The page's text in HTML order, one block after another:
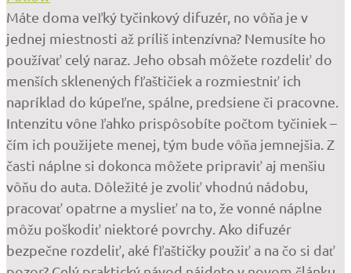
Máte doma veľký tyčinkový difuzér, no vôňa je v
jednej miestnosti až príliš intenzívna? Nemusíte ho
používať celý naraz. Jeho obsah môžete rozdeliť do
menších sklenených fľaštičiek a rozmiestniť ich
napríklad do kúpeľne, spálne, predsiene či pracovne.
Intenzitu vône ľahko prispôsobíte počtom tyčiniek –
čím ich použijete menej, tým bude vôňa jemnejšia. Z
časti náplne si dokonca môžete pripraviť aj menšiu
vôňu do auta. Dôležité je zvoliť vhodnú nádobu,
pracovať opatrne a myslieť na to, že vonné náplne
môžu poškodiť niektoré povrchy. Ako difuzér
bezpečne rozdeliť, aké fľaštičky použiť a na čo si dať